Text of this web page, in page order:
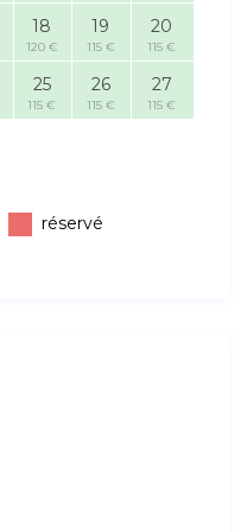
18
120 €
19
115 €
20
115 €
25
115 €
26
115 €
27
115 €
réservé